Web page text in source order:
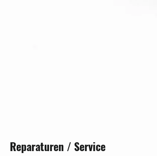
Reparaturen / Service